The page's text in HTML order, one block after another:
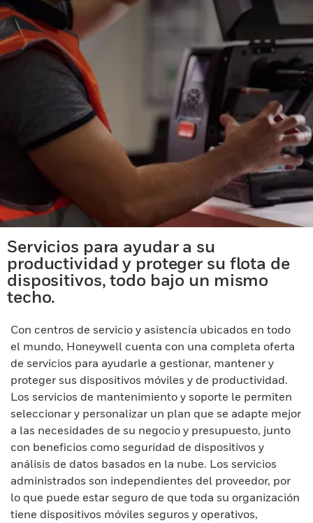
Servicios para ayudar a su
productividad y proteger su flota de
dispositivos, todo bajo un mismo
techo.
Con centros de servicio y asistencia ubicados en todo
el mundo, Honeywell cuenta con una completa oferta
de servicios para ayudarle a gestionar, mantener y
proteger sus dispositivos móviles y de productividad.
Los servicios de mantenimiento y soporte le permiten
seleccionar y personalizar un plan que se adapte mejor
a las necesidades de su negocio y presupuesto, junto
con beneficios como seguridad de dispositivos y
análisis de datos basados en la nube. Los servicios
administrados son independientes del proveedor, por
lo que puede estar seguro de que toda su organización
tiene dispositivos móviles seguros y operativos,